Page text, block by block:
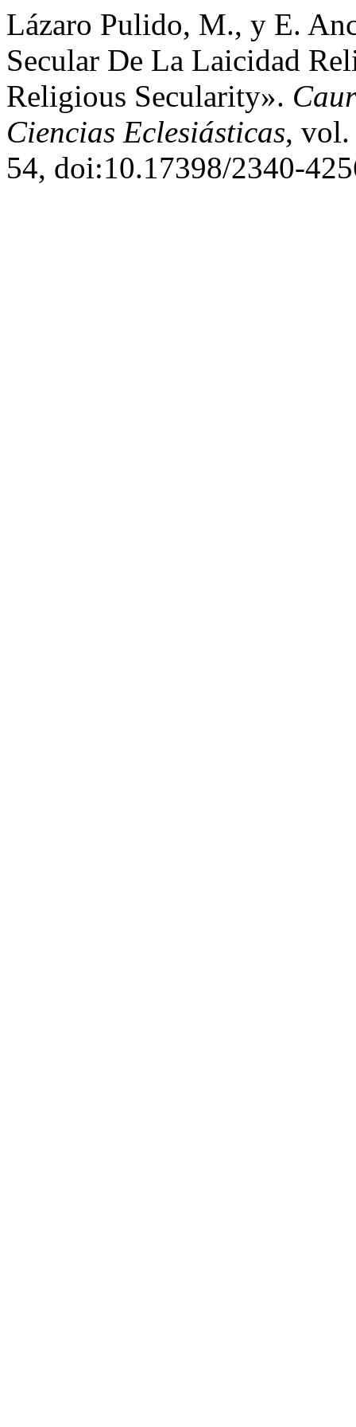
Lázaro Pulido, M., y E.
Secular De La Laicidad
Religious Secularity».
Ciencias Eclesiásticas, vol.
54, doi:10.17398/2340-